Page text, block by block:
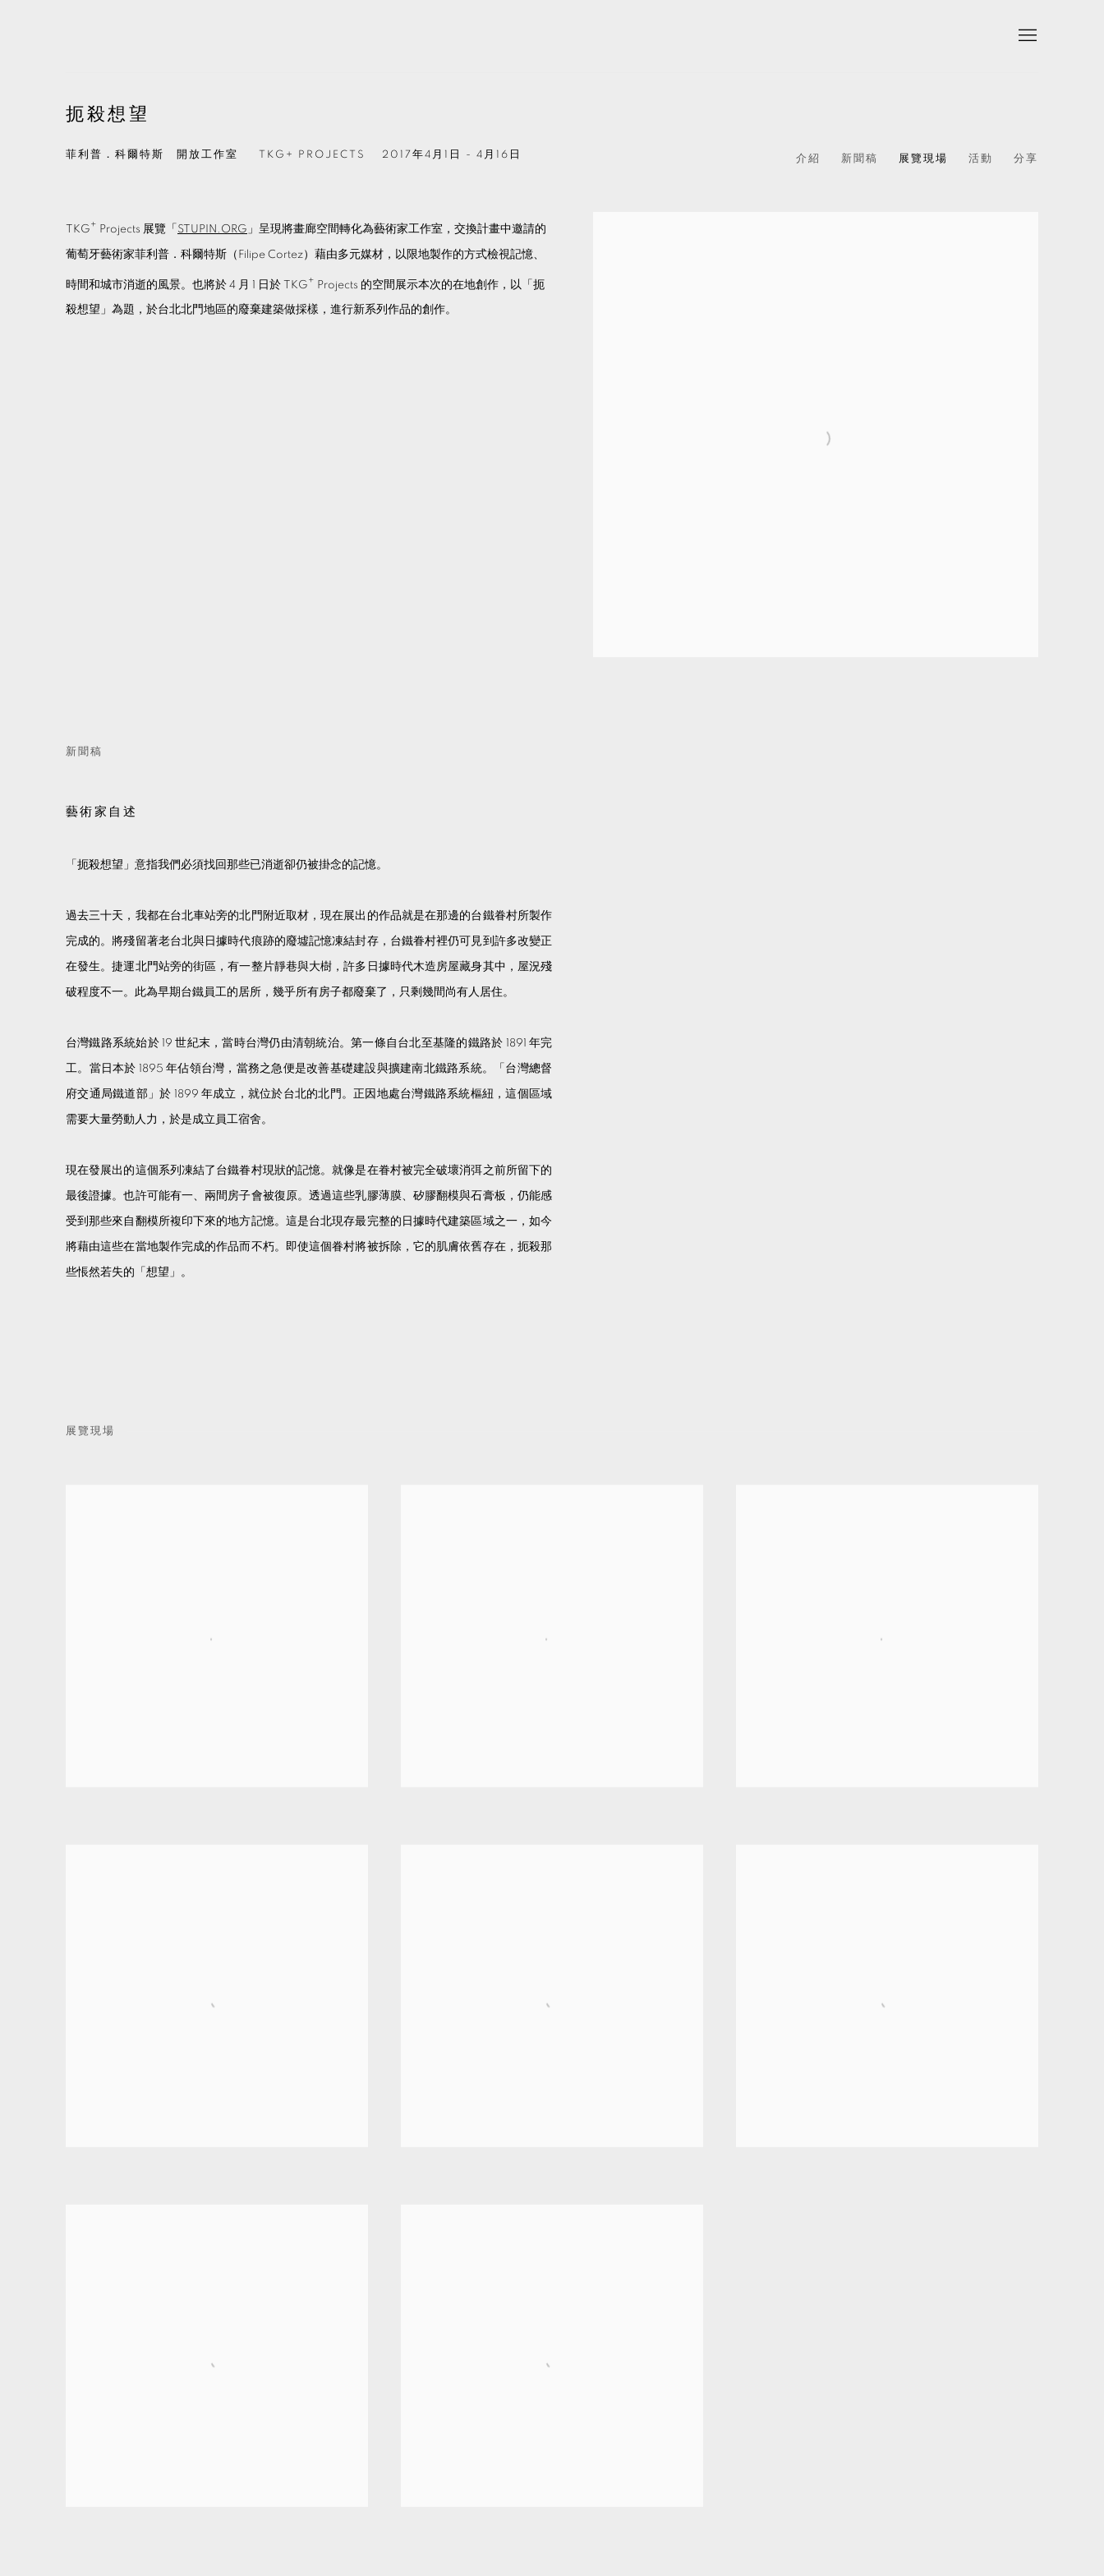
扼殺想望
菲利普．科爾特斯 開放工作室 2017年4月1日 - 4月16日
TKG+ PROJECTS 介紹 新聞稿 展覽現場 活動 分享
TKG+ Projects 展覽「 STUPIN.ORG 」呈現將畫廊空間轉化為藝術家工作室，交換計畫中邀請的
葡萄牙藝術家菲利普．科爾特斯（Filipe Cortez）藉由多元媒材，以限地製作的方式檢視記憶、
時間和城市消逝的風景。也將於 4 月 1 日於 TKG+ Projects 的空間展示本次的在地創作，以「扼
殺想望」為題，於台北北門地區的廢棄建築做採樣，進行新系列作品的創作。
新聞稿
藝術家自述
「扼殺想望」意指我們必須找回那些已消逝卻仍被掛念的記憶。
過去三十天，我都在台北車站旁的北門附近取材，現在展出的作品就是在那邊的台鐵眷村所製作
完成的。將殘留著老台北與日據時代痕跡的廢墟記憶凍結封存，台鐵眷村裡仍可見到許多改變正
在發生。捷運北門站旁的街區，有一整片靜巷與大樹，許多日據時代木造房屋藏身其中，屋況殘
破程度不一。此為早期台鐵員工的居所，幾乎所有房子都廢棄了，只剩幾間尚有人居住。
台灣鐵路系統始於 19 世紀末，當時台灣仍由清朝統治。第一條自台北至基隆的鐵路於 1891 年完
工。當日本於 1895 年佔領台灣，當務之急便是改善基礎建設與擴建南北鐵路系統。「台灣總督
府交通局鐵道部」於 1899 年成立，就位於台北的北門。正因地處台灣鐵路系統樞紐，這個區域
需要大量勞動人力，於是成立員工宿舍。
現在發展出的這個系列凍結了台鐵眷村現狀的記憶。就像是在眷村被完全破壞消弭之前所留下的
最後證據。也許可能有一、兩間房子會被復原。透過這些乳膠薄膜、矽膠翻模與石膏板，仍能感
受到那些來自翻模所複印下來的地方記憶。這是台北現存最完整的日據時代建築區域之一，如今
將藉由這些在當地製作完成的作品而不朽。即使這個眷村將被拆除，它的肌膚依舊存在，扼殺那
些悵然若失的「想望」。
展覽現場